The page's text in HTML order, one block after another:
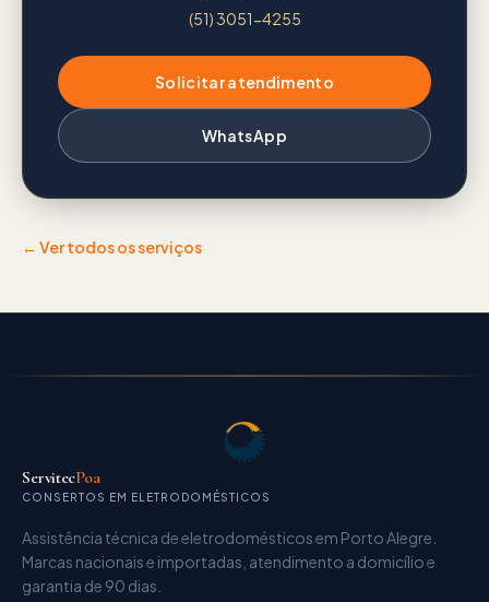
(51) 3051-4255
Solicitar atendimento
WhatsApp
← Ver todos os serviços
ServitecPoa
CONSERTOS EM ELETRODOMÉSTICOS
Assistência técnica de eletrodomésticosem Porto Alegre.
Marcas nacionais e importadas, atendimento a domicílio e
garantia de 90 dias